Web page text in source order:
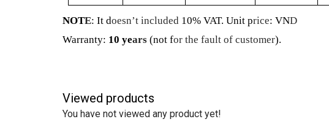
NOTE: It doesn’t included 10% VAT. Unit price: VND
Warranty: 10 years (not for the fault of customer).
Viewed products
You have not viewed any product yet!